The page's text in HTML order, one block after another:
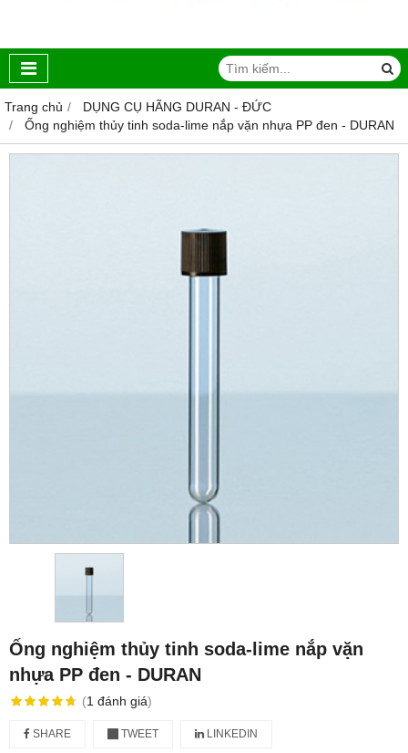
Trang chủ
DỤNG CỤ HÃNG DURAN - ĐỨC
Ống nghiệm thủy tinh soda-lime nắp vặn nhựa PP đen - DURAN
Ống nghiệm thủy tinh soda-lime nắp vặn
nhựa PP đen - DURAN
(1 đánh giá)
SHARE TWEET LINKEDIN